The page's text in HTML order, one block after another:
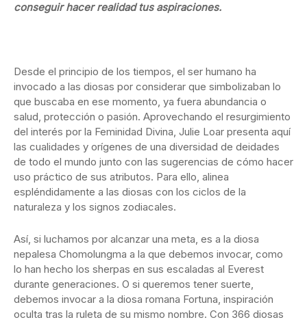
conseguir hacer realidad tus aspiraciones.
Desde el principio de los tiempos, el ser humano ha
invocado a las diosas por considerar que simbolizaban lo
que buscaba en ese momento, ya fuera abundancia o
salud, protección o pasión. Aprovechando el resurgimiento
del interés por la Feminidad Divina, Julie Loar presenta aquí
las cualidades y orígenes de una diversidad de deidades
de todo el mundo junto con las sugerencias de cómo hacer
uso práctico de sus atributos. Para ello, alinea
espléndidamente a las diosas con los ciclos de la
naturaleza y los signos zodiacales.
Así, si luchamos por alcanzar una meta, es a la diosa
nepalesa Chomolungma a la que debemos invocar, como
lo han hecho los sherpas en sus escaladas al Everest
durante generaciones. O si queremos tener suerte,
debemos invocar a la diosa romana Fortuna, inspiración
oculta tras la ruleta de su mismo nombre. Con 366 diosas